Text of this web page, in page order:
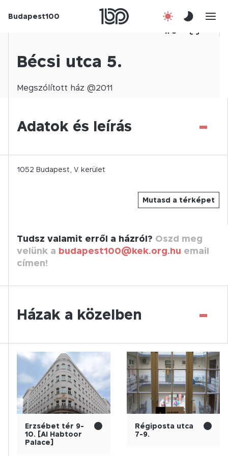
Budapest100
1/ 0
Bécsi utca 5.
Megszólított ház @2011
Adatok és leírás -
Mutasd a térképet
1052 Budapest, V. kerület
Tudsz valamit erről a házról? Oszd meg
velünk a budapest100@kek.org.hu email
címen!
Házak a közelben -
Erzsébet tér 9-
10. [Al Habtoor
Palace]
Régiposta utca
7-9.